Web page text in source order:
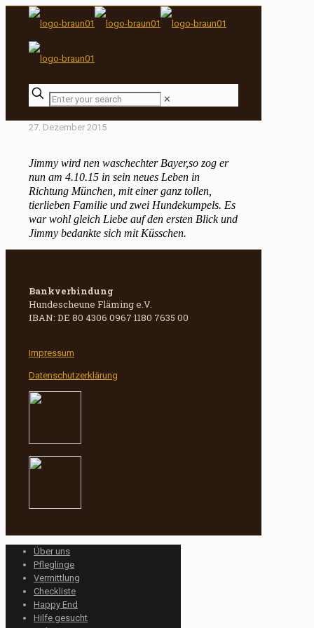
✕
27. Dezember 2015
Jimmy wird nen waschechter Bayer,so zog er
nun am 4.10.15 in sein neues Leben in
Richtung München, mit einer ganz tollen,
tierlieben Familie und zwei Hundekumpels. Es
war wohl gleich Liebe auf den ersten Blick und
Jimmy bedankte sich mit Küsschen.
Bankverbindung
Hundescheune Fläming e.V.
IBAN: DE 80 4306 0967 1180 7635 00
Impressum
Datenschutzerklärung
Über uns
Pfleglinge
Vermittlung
Checkliste
Happy End
Hilfe gesucht